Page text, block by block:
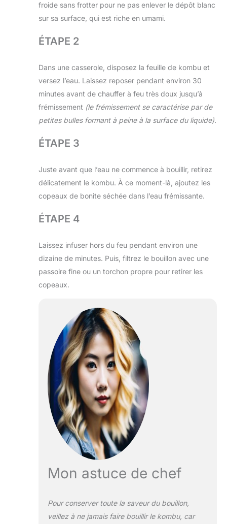
froide sans frotter pour ne pas enlever le dépôt blanc
sur sa surface, qui est riche en umami.
ÉTAPE 2
Dans une casserole, disposez la feuille de kombu et
versez l’eau. Laissez reposer pendant environ 30
minutes avant de chauffer à feu très doux jusqu’à
frémissement (le frémissement se caractérise par de
petites bulles formant à peine à la surface du liquide).
ÉTAPE 3
Juste avant que l’eau ne commence à bouillir, retirez
délicatement le kombu. À ce moment-là, ajoutez les
copeaux de bonite séchée dans l’eau frémissante.
ÉTAPE 4
Laissez infuser hors du feu pendant environ une
dizaine de minutes. Puis, filtrez le bouillon avec une
passoire fine ou un torchon propre pour retirer les
copeaux.
Mon astuce de chef
Pour conserver toute la saveur du bouillon,
veillez à ne jamais faire bouillir le kombu, car